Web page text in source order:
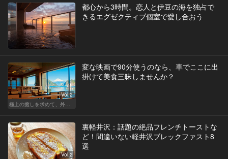
都心から3時間。恋人と伊豆の海を独占で
きるエグゼクティブ個室で愛し合おう
Vol.2
極上の癒しを求めて、外さない日本の名宿
変な映画で90分使うのなら、車でここに出
掛けて美食三昧しませんか？
Vol.2
裏軽井沢：話題の絶品フレンチトーストな
ど！間違いない軽井沢ブレックファスト8
選